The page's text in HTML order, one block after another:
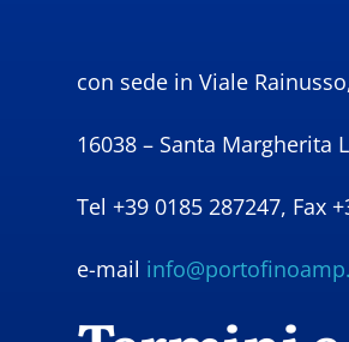
con sede in Viale
16038 – Santa Margherita
Tel +39 0185 287247, Fax
e-mail